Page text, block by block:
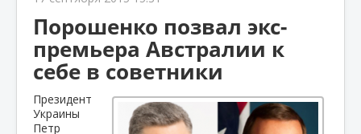
Порошенко позвал экс-
премьера Австралии к
себе в советники
Президент
Украины
Петр